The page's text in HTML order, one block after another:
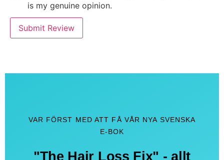
is my genuine opinion.
Submit Review
VAR FÖRST MED ATT FÅ VÅR NYA SVENSKA
E-BOK
"The Hair Loss Fix" - allt